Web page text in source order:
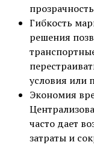
Гибкость
решения
условия или
Экономия
часто дает
затраты и